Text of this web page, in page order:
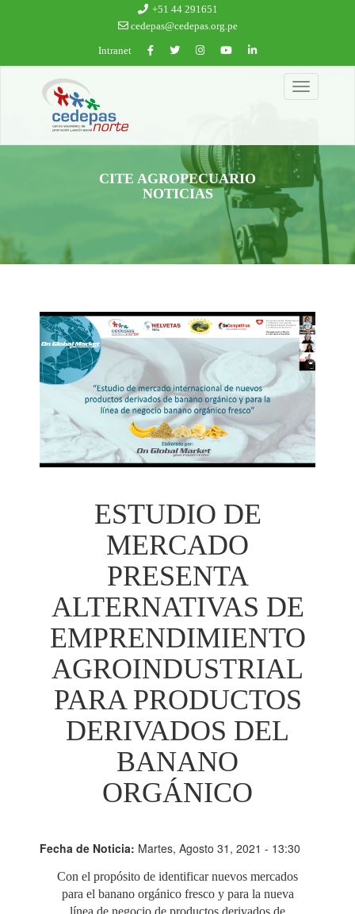
+51 44 291651
cedepas@cedepas.org.pe
Intranet
Toggle
navigation
CITE AGROPECUARIO
NOTICIAS
ESTUDIO DE
MERCADO
PRESENTA
ALTERNATIVAS DE
EMPRENDIMIENTO
AGROINDUSTRIAL
PARA PRODUCTOS
DERIVADOS DEL
BANANO
ORGÁNICO
Fecha de Noticia: Martes, Agosto 31, 2021 - 13:30
Con el propósito de identificar nuevos mercados
para el banano orgánico fresco y para la nueva
línea de negocio de productos derivados de